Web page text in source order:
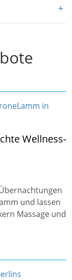
Wellness-
und lassen
Massage und